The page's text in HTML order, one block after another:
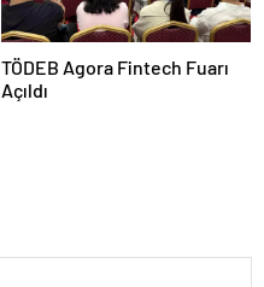
TÖDEB Agora Fintech Fuarı
Açıldı